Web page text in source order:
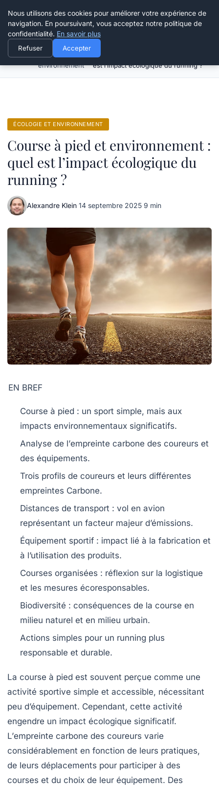
Happy Calyx Farmer
Écologie et
environnement
Course à pied et environnement : quel
est l’impact écologique du running ?
ÉCOLOGIE ET ENVIRONNEMENT
Course à pied et environnement :
quel est l’impact écologique du
running ?
Alexandre Klein·14 septembre 2025·9 min
EN BREF
Course à pied : un sport simple, mais aux
impacts environnementaux significatifs.
Analyse de l’empreinte carbone des coureurs et
des équipements.
Trois profils de coureurs et leurs différentes
empreintes Carbone.
Distances de transport : vol en avion
représentant un facteur majeur d’émissions.
Équipement sportif : impact lié à la fabrication et
à l’utilisation des produits.
Courses organisées : réflexion sur la logistique
et les mesures écoresponsables.
Biodiversité : conséquences de la course en
milieu naturel et en milieu urbain.
Actions simples pour un running plus
responsable et durable.
La course à pied est souvent perçue comme une
activité sportive simple et accessible, nécessitant
peu d’équipement. Cependant, cette activité
engendre un impact écologique significatif.
L’empreinte carbone des coureurs varie
considérablement en fonction de leurs pratiques,
de leurs déplacements pour participer à des
courses et du choix de leur équipement. Des
Nous utilisons des cookies pour améliorer votre expérience de
navigation. En poursuivant, vous acceptez notre politique de
confidentialité. En savoir plus
Refuser Accepter